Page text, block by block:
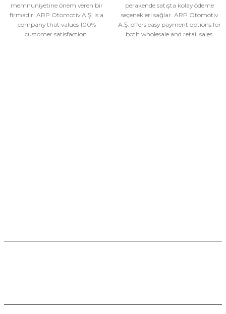
ARP OTOMOTİV A.Ş.
AB034- EXPLORER YAN BASAMAK
memnuniyetine önem veren bir
firmadır. ARP Otomotiv A.Ş. is a
company that values 100%
customer satisfaction.
perakende satışta kolay ödeme
seçenekleri sağlar. ARP Otomotiv
A.Ş. offers easy payment options for
both wholesale and retail sales.